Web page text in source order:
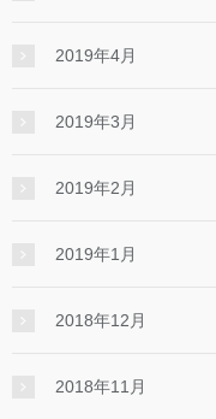
2019年4月
2019年3月
2019年2月
2019年1月
2018年12月
2018年11月